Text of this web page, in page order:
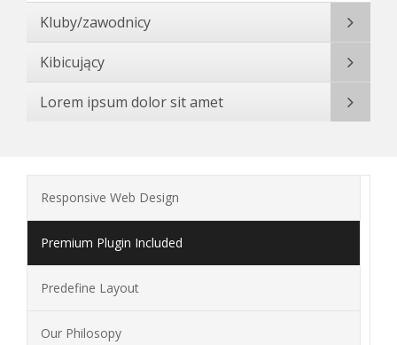
Kluby/zawodnicy
Kibicujący
Lorem ipsum dolor sit amet
Responsive Web Design
Premium Plugin Included
Predefine Layout
Our Philosopy